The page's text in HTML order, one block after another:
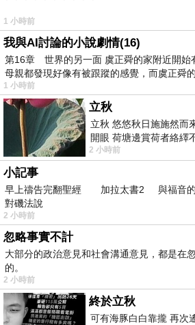
1 小時前
我與AI討論的小說劇情(16)
第16章 世界的另一面 虞正舜的家附近開始
母親都發現好像有被跟蹤的感覺，而虞正舜
1 小時前
立秋
立秋 悠悠秋日施施然而
開眼 荷塘邊賞荷者絡繹
望 風中飄逸的是映日荷
2 小時前
小記事
早上禱告完翻聖經 加拉太書2 與福音的
對磯法說
2 小時前
忽略事實不計
大部分的政治意見和社會溝通意見，都是在
的。
2 小時前
終於立秋
可有海豚白白靠攏 再次